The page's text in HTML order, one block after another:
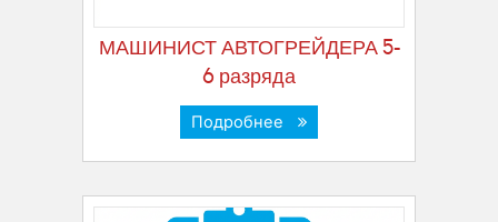
МАШИНИСТ АВТОГРЕЙДЕРА 5-
6 разряда
Подробнее